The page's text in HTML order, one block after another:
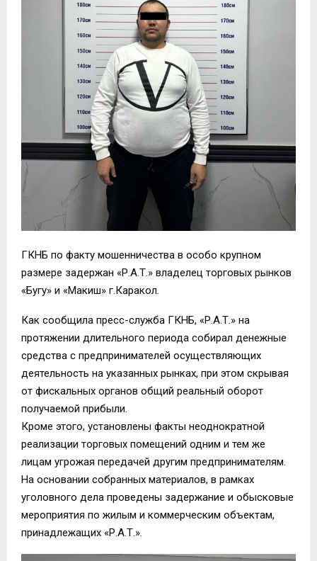
ГКНБ по факту мошенничества в особо крупном
размере задержан «Р.А.Т.» владелец торговых рынков
«Бугу» и «Макиш» г.Каракол.
Как сообщила пресс-служба ГКНБ, «Р.А.Т.» на
протяжении длительного периода собирал денежные
средства с предпринимателей осуществляющих
деятельность на указанных рынках, при этом скрывая
от фискальных органов общий реальный оборот
получаемой прибыли.
Кроме этого, установлены факты неоднократной
реализации торговых помещений одним и тем же
лицам угрожая передачей другим предпринимателям.
На основании собранных материалов, в рамках
уголовного дела проведены задержание и обысковые
мероприятия по жилым и коммерческим объектам,
принадлежащих «Р.А.Т.».